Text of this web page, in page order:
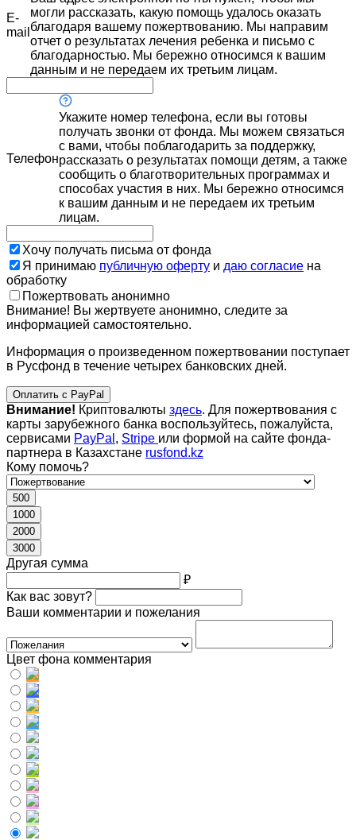
E-
mail
могли рассказать, какую помощь удалось оказать
благодаря вашему пожертвованию. Мы направим
отчет о результатах лечения ребенка и письмо с
благодарностью. Мы бережно относимся к вашим
данным и не передаем их третьим лицам.
Телефон
Укажите номер телефона, если вы готовы
получать звонки от фонда. Мы можем связаться
с вами, чтобы поблагодарить за поддержку,
рассказать о результатах помощи детям, а также
сообщить о благотворительных программах и
способах участия в них. Мы бережно относимся
к вашим данным и не передаем их третьим
лицам.
Хочу получать письма от фонда
Я принимаю публичную оферту и даю согласие на
обработку
Пожертвовать анонимно
Внимание! Вы жертвуете анонимно, следите за
информацией самостоятельно.
Информация о произведенном пожертвовании поступает
в Русфонд в течение четырех банковских дней.
Оплатить с PayPal
Внимание! Криптовалюты здесь. Для пожертвования с
карты зарубежного банка воспользуйтесь, пожалуйста,
сервисами PayPal , Stripe или формой на сайте фонда-
партнера в Казахстане rusfond.kz
Кому помочь?
500
1000
2000
3000
Другая сумма
₽
Как вас зовут?
Ваши комментарии и пожелания
Цвет фона комментария